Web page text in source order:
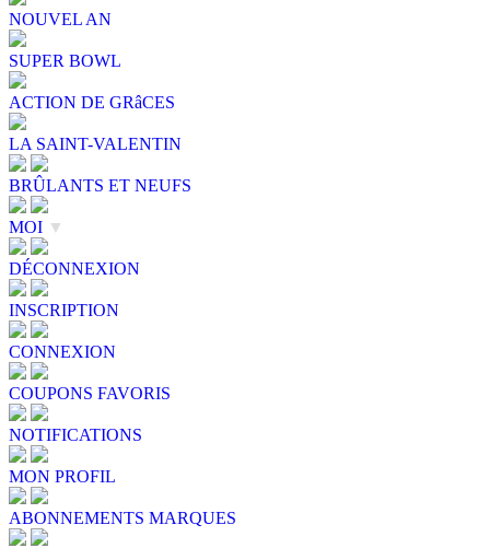
NOUVEL AN
SUPER BOWL
ACTION DE GRâCES
LA SAINT-VALENTIN
BRÛLANTS ET NEUFS
MOI ▼
DÉCONNEXION
INSCRIPTION
CONNEXION
COUPONS FAVORIS
NOTIFICATIONS
MON PROFIL
ABONNEMENTS MARQUES